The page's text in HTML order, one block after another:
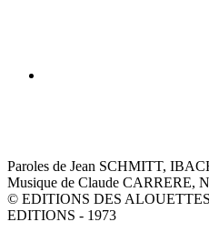
Paroles de Jean SCHMITT,
Musique de Claude CARRERE,
© EDITIONS DES
EDITIONS - 1973